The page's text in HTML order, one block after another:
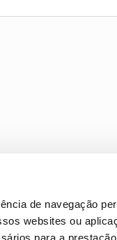
de navegação
websites ou